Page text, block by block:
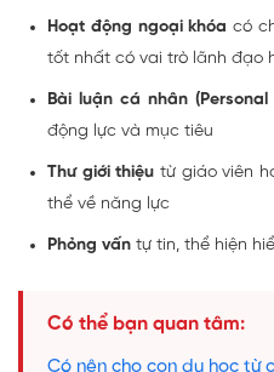
Hoạt động ngoại khóa có
tốt nhất có vai trò lãnh đạo
Bài luận cá nhân (Personal
động lực và mục tiêu
Thư giới thiệu từ giáo viên
thể về năng lực
Phỏng vấn tự tin, thể hiện
Có thể bạn quan tâm:
Có nên cho con du học từ